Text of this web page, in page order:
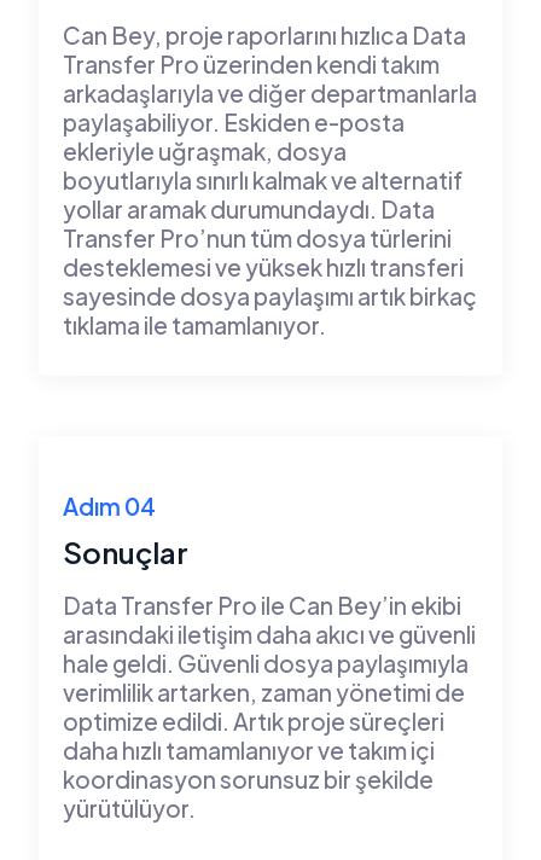
Can Bey, proje raporlarını hızlıca Data
Transfer Pro üzerinden kendi takım
arkadaşlarıyla ve diğer departmanlarla
paylaşabiliyor. Eskiden e-posta
ekleriyle uğraşmak, dosya
boyutlarıyla sınırlı kalmak ve alternatif
yollar aramak durumundaydı. Data
Transfer Pro’nun tüm dosya türlerini
desteklemesi ve yüksek hızlı transferi
sayesinde dosya paylaşımı artık birkaç
tıklama ile tamamlanıyor.
Adım 04
Sonuçlar
Data Transfer Pro ile Can Bey’in ekibi
arasındaki iletişim daha akıcı ve güvenli
hale geldi. Güvenli dosya paylaşımıyla
verimlilik artarken, zaman yönetimi de
optimize edildi. Artık proje süreçleri
daha hızlı tamamlanıyor ve takım içi
koordinasyon sorunsuz bir şekilde
yürütülüyor.